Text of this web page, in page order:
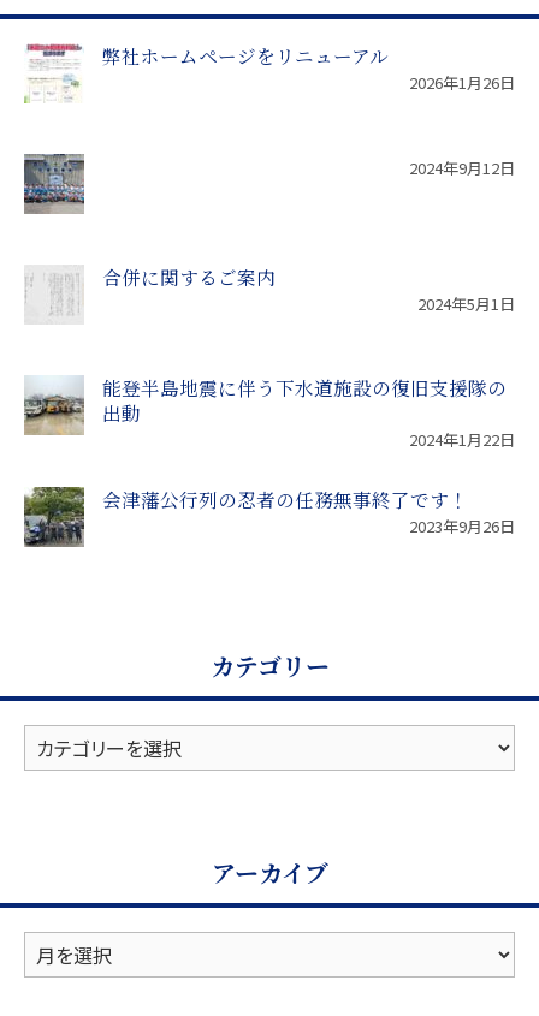
弊社ホームページをリニューアル
2026年1月26日
2024年9月12日
合併に関するご案内
2024年5月1日
能登半島地震に伴う下水道施設の復旧支援隊の
出動
2024年1月22日
会津藩公行列の忍者の任務無事終了です！
2023年9月26日
カテゴリー
テ
アーカイブ
ー